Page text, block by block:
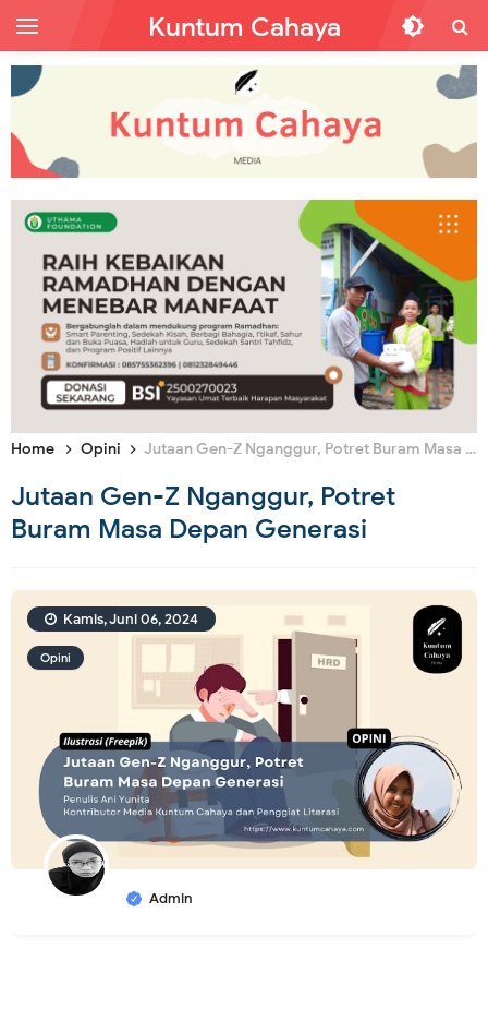
Kuntum Cahaya
Home Opini Jutaan Gen-Z Nganggur, Potret Buram Masa Depan Generasi
Jutaan Gen-Z Nganggur, Potret
Buram Masa Depan Generasi
Opini
Admin
Kamis, Juni 06, 2024